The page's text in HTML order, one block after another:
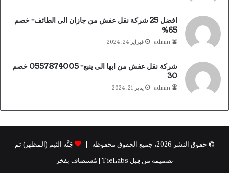
افضل 25 شركة نقل عفش من جازان الى الطائف- خصم
65%
admin فبراير 24, 2024
شركة نقل عفش من ابها الى ينبع- 0557874005 خصم
30
admin يناير 21, 2024
© حقوق النشر 2026، جميع الحقوق محفوظة |
جَنَّة الثيم (المظهر) تم
تصميمه من قِبل TieLabs | مُستضاف بفخر